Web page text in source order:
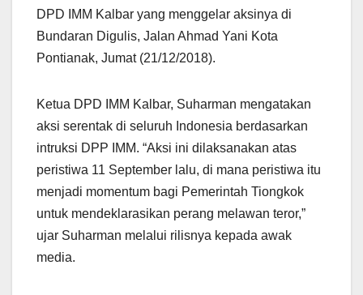
DPD IMM Kalbar yang menggelar aksinya di
Bundaran Digulis, Jalan Ahmad Yani Kota
Pontianak, Jumat (21/12/2018).
Ketua DPD IMM Kalbar, Suharman mengatakan
aksi serentak di seluruh Indonesia berdasarkan
intruksi DPP IMM. “Aksi ini dilaksanakan atas
peristiwa 11 September lalu, di mana peristiwa itu
menjadi momentum bagi Pemerintah Tiongkok
untuk mendeklarasikan perang melawan teror,”
ujar Suharman melalui rilisnya kepada awak
media.